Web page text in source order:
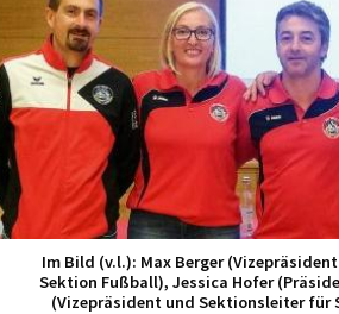
Im Bild (v.l.): Max Berger
Sektion Fußball), Jessica Hofer
(Vizepräsident und Sektionsleiter für